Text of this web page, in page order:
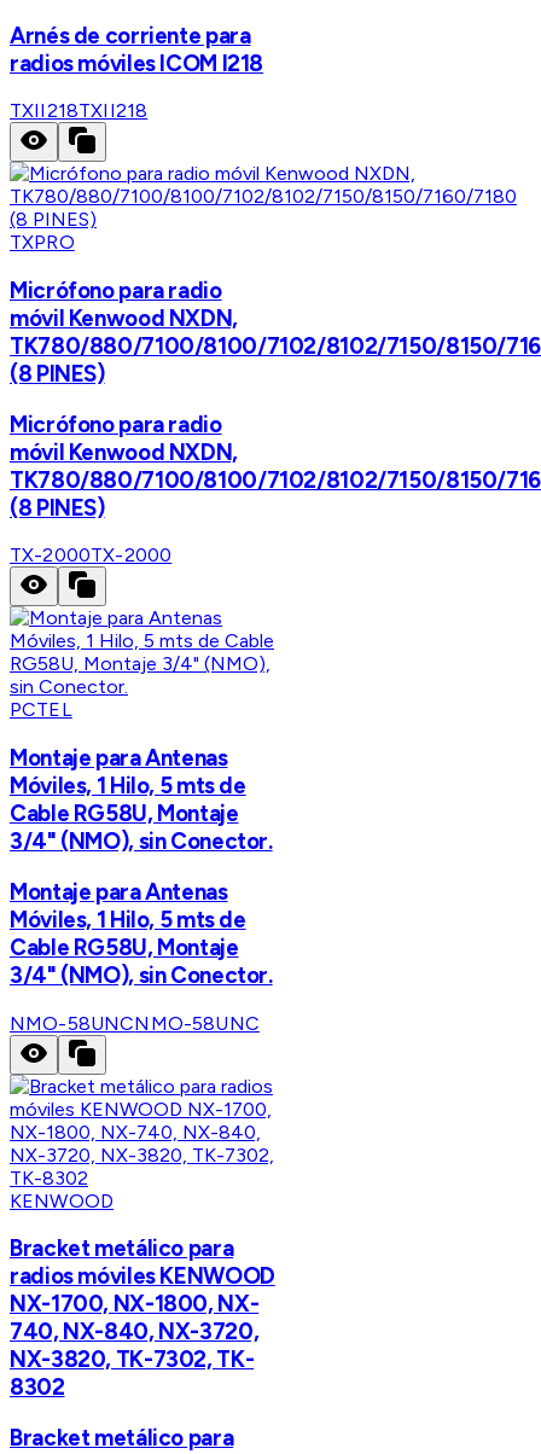
Arnés de corriente para
radios móviles ICOM I218
TXII218TXII218
TXPRO
Micrófono para radio
móvil Kenwood NXDN,
TK780/880/7100/8100/7102/8102/7150/8150/
(8 PINES)
Micrófono para radio
móvil Kenwood NXDN,
TK780/880/7100/8100/7102/8102/7150/8150/
(8 PINES)
TX-2000TX-2000
PCTEL
Montaje para Antenas
Móviles, 1 Hilo, 5 mts de
Cable RG58U, Montaje
3/4" (NMO), sin Conector.
Montaje para Antenas
Móviles, 1 Hilo, 5 mts de
Cable RG58U, Montaje
3/4" (NMO), sin Conector.
NMO-58UNCNMO-58UNC
KENWOOD
Bracket metálico para
radios móviles KENWOOD
NX-1700, NX-1800, NX-
740, NX-840, NX-3720,
NX-3820, TK-7302, TK-
8302
Bracket metálico para